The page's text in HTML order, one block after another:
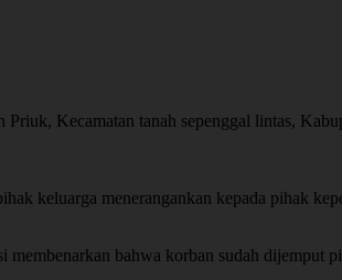
Kecamatan tanah sepenggal lintas,
keluarga menerangankan kepada pihak
bahwa korban sudah dijemput